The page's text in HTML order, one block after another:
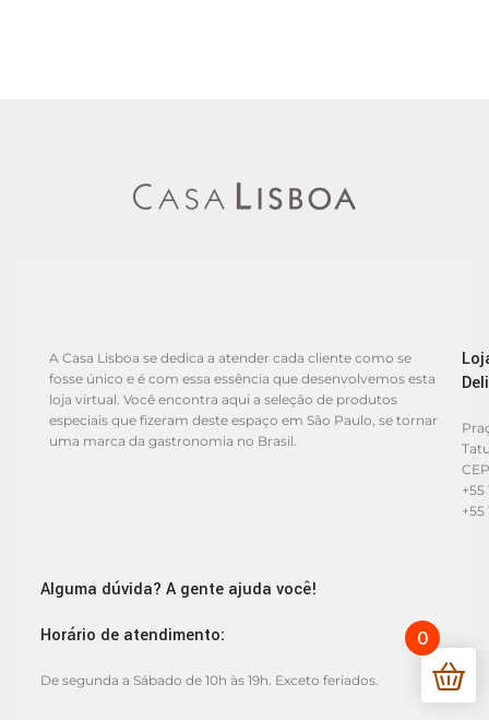
A Casa Lisboa se dedica a atender cada cliente como se
fosse único e é com essa essência que desenvolvemos esta
loja virtual. Você encontra aqui a seleção de produtos
especiais que fizeram deste espaço em São Paulo, se tornar
uma marca da gastronomia no Brasil.
+55
+55
Alguma dúvida? A gente ajuda você!
Horário de atendimento:
De segunda a Sábado de 10h às 19h. Exceto feriados.
0